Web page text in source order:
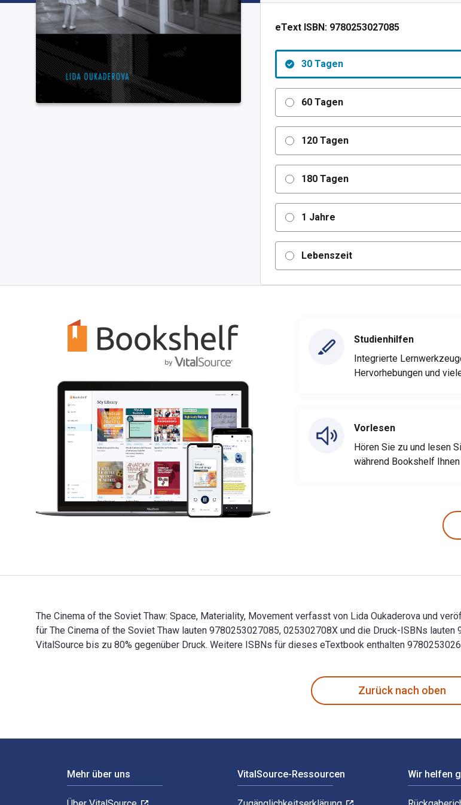
eText ISBN: 9780253027085
30 Tagen
60 Tagen
120 Tagen
180 Tagen
1 Jahre
Lebenszeit
Studienhilfen
Integrierte
Hervorhebungen und
Vorlesen
Hören Sie zu und lesen
während Bookshelf
The Cinema of the Soviet Thaw: Space, Materiality, Movement verfasst von Lida Oukaderova und
für The Cinema of the Soviet Thaw lauten 9780253027085, 025302708X und die Druck-ISBNs
VitalSource bis zu 80% gegenüber Druck. Weitere ISBNs für dieses eTextbook enthalten
Zurück nach oben
Mehr über uns VitalSource-Ressourcen Wir helfen